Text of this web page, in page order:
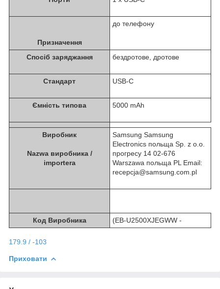
Призначення
до телефону
Спосіб заряджання бездротове, дротове
Стандарт USB-C
Ємність типова 5000 mAh
Виробник
Nazwa виробника /
importera
Samsung Samsung
Electronics польща Sp. z o.o.
прогресу 14 02-676
Warszawa польща PL Email:
recepcja@samsung.com.pl
Код Виробника (EB-U2500XJEGWW -
179.9 / -103
Приховати